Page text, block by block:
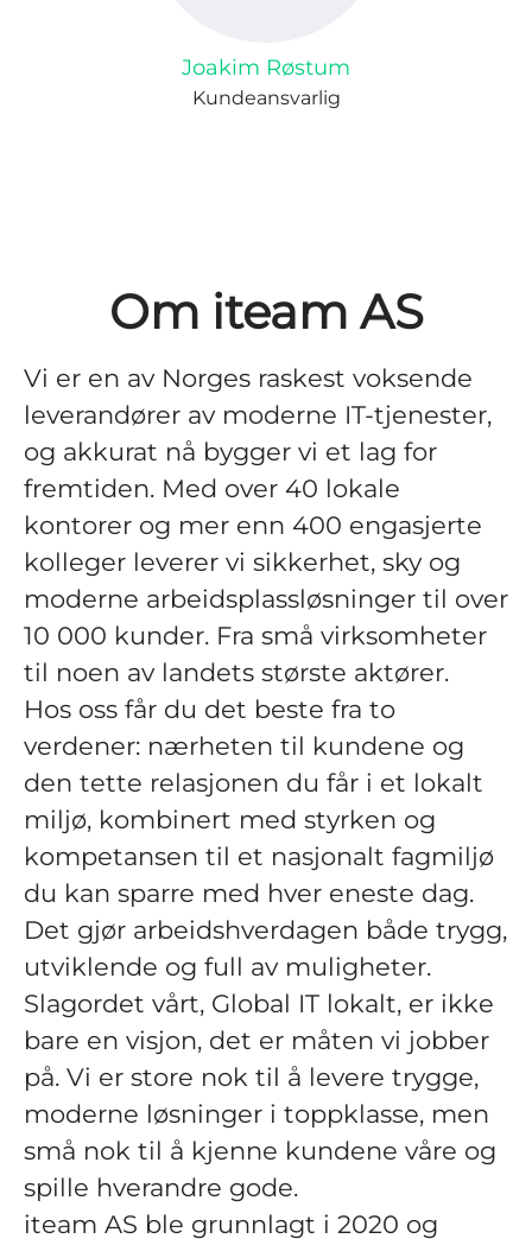
Joakim Røstum
Kundeansvarlig
Om iteam AS
Vi er en av Norges raskest voksende
leverandører av moderne IT-tjenester,
og akkurat nå bygger vi et lag for
fremtiden. Med over 40 lokale
kontorer og mer enn 400 engasjerte
kolleger leverer vi sikkerhet, sky og
moderne arbeidsplassløsninger til over
10 000 kunder. Fra små virksomheter
til noen av landets største aktører.
Hos oss får du det beste fra to
verdener: nærheten til kundene og
den tette relasjonen du får i et lokalt
miljø, kombinert med styrken og
kompetansen til et nasjonalt fagmiljø
du kan sparre med hver eneste dag.
Det gjør arbeidshverdagen både trygg,
utviklende og full av muligheter.
Slagordet vårt, Global IT lokalt, er ikke
bare en visjon, det er måten vi jobber
på. Vi er store nok til å levere trygge,
moderne løsninger i toppklasse, men
små nok til å kjenne kundene våre og
spille hverandre gode.
iteam AS ble grunnlagt i 2020 og